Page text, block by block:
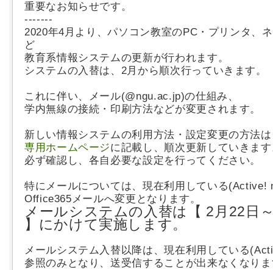
重要なお知らせです。
-------
2020年4月より、パソコン教室の PC・プリンタ、
ど
教育系情報システムの更新が行われます。
システムの入替は、2月から順次行っていきます。
これに伴い、メール(@ngu.ac.jp)の仕組み、
学内無線の接続・印刷方法などが変更されます。
新しい情報システムの利用方法・設定変更の方法は
専用ホームページに記載し、順次更新していきま
必ず確認し、各自必要な設定を行ってください。
特にメールについては、現在利用している(Active!
Office365メールへ変更となります。
メールシステムの入替は【 2月22日
】にかけて実施します。
メールシステム入替以降は、現在利用している
参照のみとなり、送受信することが出来なくなり